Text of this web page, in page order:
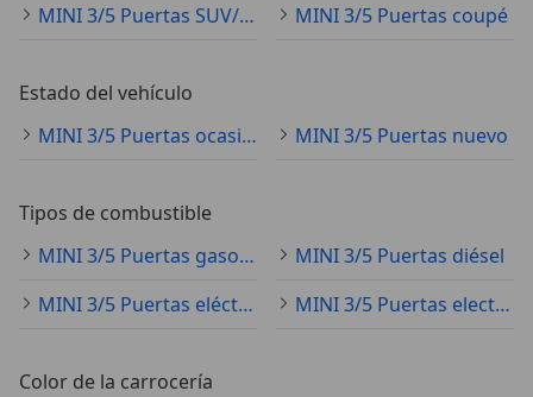
MINI 3/5 Puertas SUV/4x4/pickup
MINI 3/5 Puertas coupé
Estado del vehículo
MINI 3/5 Puertas ocasión
MINI 3/5 Puertas nuevo
Tipos de combustible
MINI 3/5 Puertas gasolina
MINI 3/5 Puertas diésel
MINI 3/5 Puertas eléctrico
MINI 3/5 Puertas electro/gasolina
Color de la carrocería